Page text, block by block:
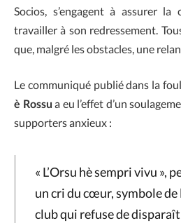
Socios, s’engagent à assurer
travailler à son redressement.
que, malgré les obstacles, une
Le communiqué publié dans la
è Rossu a eu l’effet d’un
supporters anxieux :
« L’Orsu hè sempri vivu »,
un cri du cœur, symbole de
club qui refuse de